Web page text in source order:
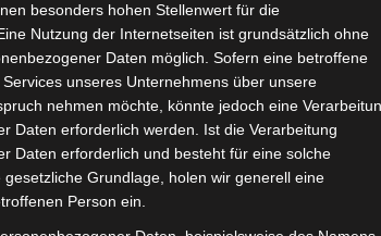
RÖDA HUS
besonders hohen Stellenwert für die
Nutzung der Internetseiten ist grundsätzlich ohne
Daten möglich. Sofern eine betroffene
unseres Unternehmens über unsere
nehmen möchte, könnte jedoch eine
Daten erforderlich werden. Ist die Verarbeitung
Daten erforderlich und besteht für eine solche
gesetzliche Grundlage, holen wir generell eine
Person ein.